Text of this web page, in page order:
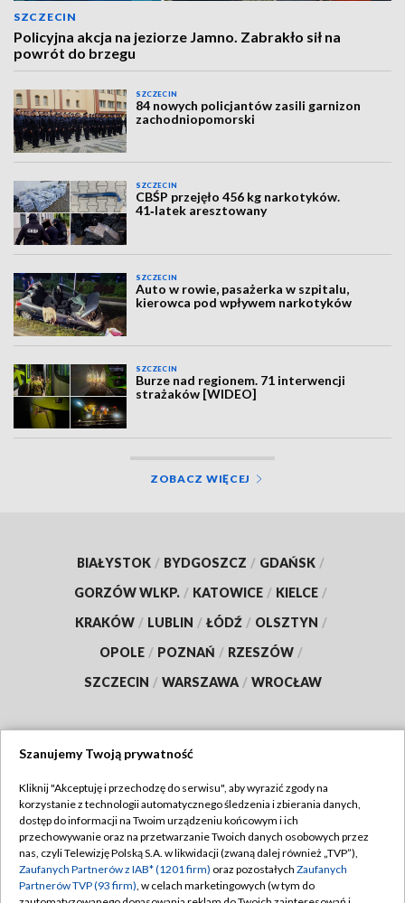
SZCZECIN
Policyjna akcja na jeziorze Jamno. Zabrakło sił na
powrót do brzegu
SZCZECIN
84 nowych policjantów zasili garnizon
zachodniopomorski
SZCZECIN
CBŚP przejęło 456 kg narkotyków.
41‑latek aresztowany
SZCZECIN
Auto w rowie, pasażerka w szpitalu,
kierowca pod wpływem narkotyków
SZCZECIN
Burze nad regionem. 71 interwencji
strażaków [WIDEO]
ZOBACZ WIĘCEJ
BIAŁYSTOK / BYDGOSZCZ / GDAŃSK /
GORZÓW WLKP. / KATOWICE / KIELCE /
KRAKÓW / LUBLIN / ŁÓDŹ / OLSZTYN /
OPOLE / POZNAŃ / RZESZÓW /
SZCZECIN / WARSZAWA / WROCŁAW
TVP
Abonament TVP
Emisja w TVP
Centrum informacji TVP
Regulamin TVP
Polityka prywatności
Szanujemy Twoją prywatność
Kliknij "Akceptuję i przechodzę do serwisu", aby wyrazić zgody na
korzystanie z technologii automatycznego śledzenia i zbierania danych,
dostęp do informacji na Twoim urządzeniu końcowym i ich
przechowywanie oraz na przetwarzanie Twoich danych osobowych przez
nas, czyli Telewizję Polską S.A. w likwidacji (zwaną dalej również „TVP”),
Zaufanych Partnerów z IAB* (1201 firm) oraz pozostałych Zaufanych
Partnerów TVP (93 firm), w celach marketingowych (w tym do